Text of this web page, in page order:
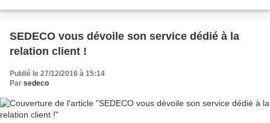
SEDECO vous dévoile son service dédié à la
relation client !
Publié le 27/12/2016 à 15:14
Par sedeco